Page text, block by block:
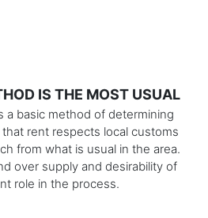
IS THE MOST USUAL
a basic method of determining
rent respects local customs
from what is usual in the area.
over supply and desirability of
role in the process.